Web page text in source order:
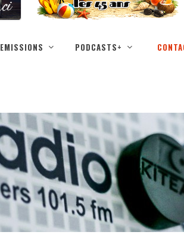
EMISSIONS PODCASTS+